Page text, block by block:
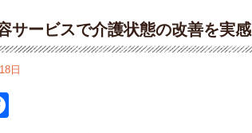
サービスで介護状態の改善を実感
日